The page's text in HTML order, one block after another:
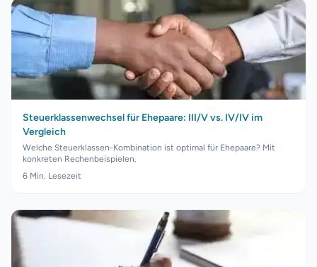
Steuerklassenwechsel für Ehepaare: III/V vs. IV/IV im
Vergleich
Welche Steuerklassen-Kombination ist optimal für Ehepaare? Mit
konkreten Rechenbeispielen.
6 Min. Lesezeit